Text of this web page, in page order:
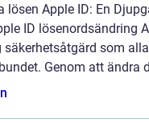
lösen Apple ID: En
ID lösenordsändring
säkerhetsåtgärd som
Genom att ändra